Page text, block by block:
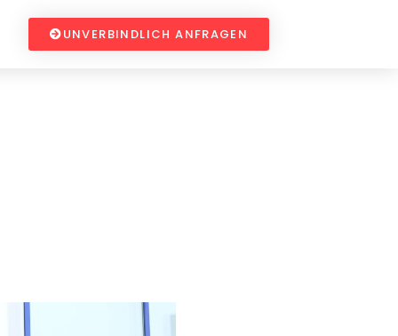
UNVERBINDLICH ANFRAGEN